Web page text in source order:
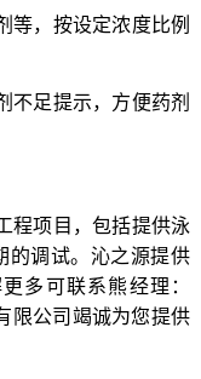
等，按设定浓度比例
不足提示，方便药剂
程项目，包括提供泳
的调试。沁之源提供
多可联系熊经理：
限公司竭诚为您提供